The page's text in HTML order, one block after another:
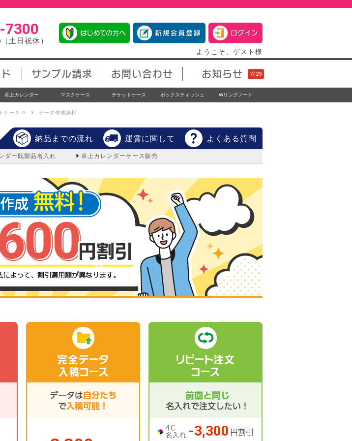
卓上カレンダー マスクケース チケットケース ボックスティッシュ Wリングノート
7300
（土日祝休）
ようこそ、ゲスト様
サンプル請求 お問い合わせ お知らせ
ケース-A データ作成無料
納品までの流れ 運賃に関して よくある質問
ダー 既製品名入れ 卓上カレンダーケース販売
完全データ
入稿コース
リピート注文
コース
-3,300 円割引